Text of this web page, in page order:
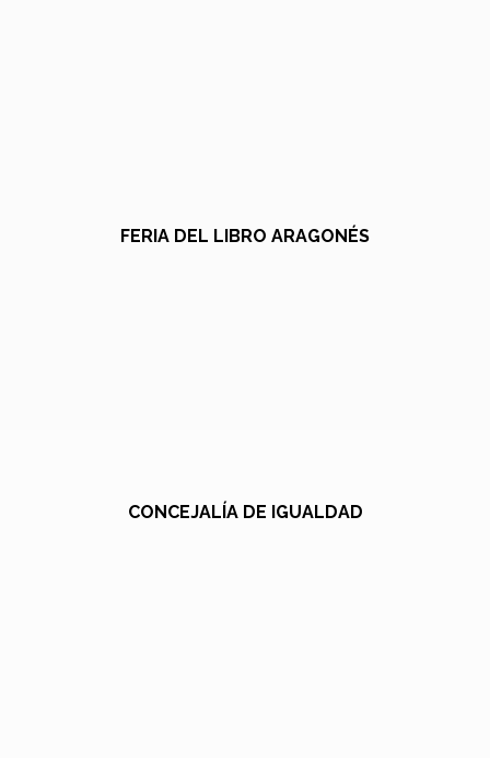
FERIA DEL LIBRO ARAGONÉS
CONCEJALÍA DE IGUALDAD